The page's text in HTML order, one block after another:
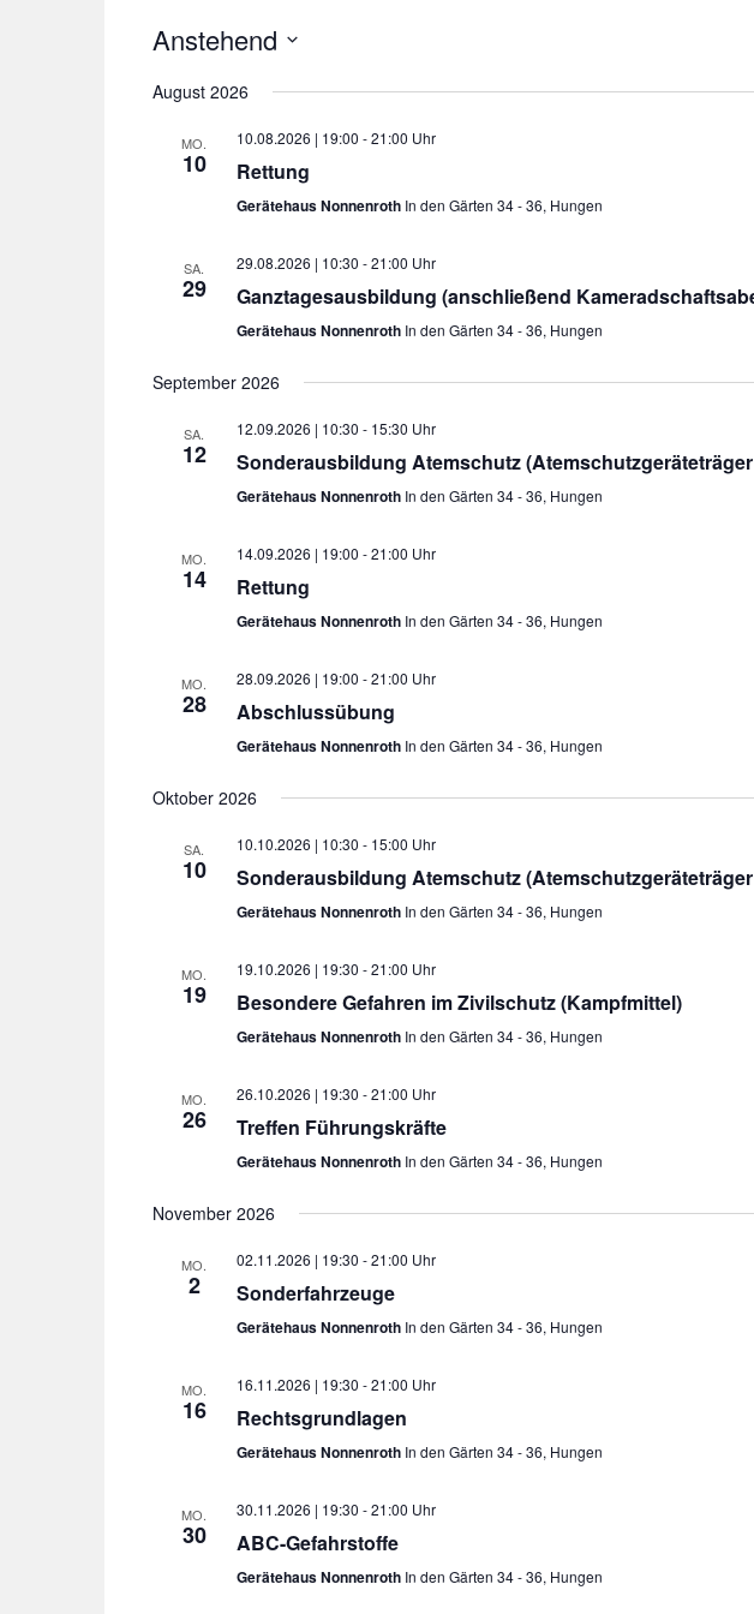
Anstehend
a
.
August 2026
MO.
10
10.08.2026 | 19:00 -21:00
Rettung
Gerätehaus Nonnenroth In den Gärten 34 - 36, Hungen
SA.
29
29.08.2026 | 10:30 -21:00
Ganztagesausbildung (anschließend
Gerätehaus Nonnenroth In den Gärten 34 - 36, Hungen
September 2026
SA.
12
12.09.2026 | 10:30 - 15:30
Sonderausbildung Atemschutz
Gerätehaus Nonnenroth In den Gärten 34 - 36, Hungen
MO.
14
14.09.2026 | 19:00 -21:00
Rettung
Gerätehaus Nonnenroth In den Gärten 34 - 36, Hungen
MO.
28
28.09.2026 | 19:00 -21:00
Abschlussübung
Gerätehaus Nonnenroth In den Gärten 34 - 36, Hungen
Oktober 2026
SA.
10
10.10.2026 | 10:30 - 15:00
Sonderausbildung Atemschutz
Gerätehaus Nonnenroth In den Gärten 34 - 36, Hungen
MO.
19
19.10.2026 | 19:30 -21:00
Besondere Gefahren im Zivilschutz (Kampfmittel)
Gerätehaus Nonnenroth In den Gärten 34 - 36, Hungen
MO.
26
26.10.2026 | 19:30 -21:00
Treffen Führungskräfte
Gerätehaus Nonnenroth In den Gärten 34 - 36, Hungen
November 2026
MO.
2
02.11.2026 | 19:30 -21:00
Sonderfahrzeuge
Gerätehaus Nonnenroth In den Gärten 34 - 36, Hungen
MO.
16
16.11.2026 | 19:30 -21:00
Rechtsgrundlagen
Gerätehaus Nonnenroth In den Gärten 34 - 36, Hungen
MO.
30
30.11.2026 | 19:30 -21:00
ABC-Gefahrstoffe
Gerätehaus Nonnenroth In den Gärten 34 - 36, Hungen